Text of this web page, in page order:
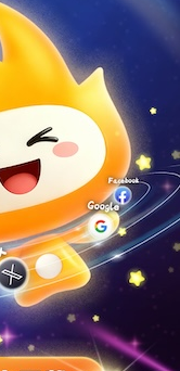
支持
反对 [0]
支持[0] 反对[0]